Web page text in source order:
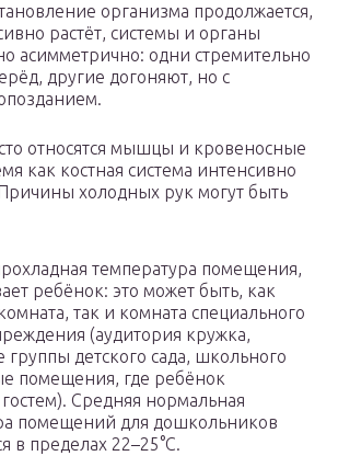
организма продолжается,
растёт, системы и органы
асимметрично: одни стремительно
другие догоняют, но с
относятся мышцы и кровеносные
как костная система интенсивно
холодных рук могут быть
температура помещения,
ребёнок: это может быть, как
так и комната специального
(аудитория кружка,
детского сада, школьного
помещения, где ребёнок
Средняя нормальная
помещений для дошкольников
в пределах 22–25°C.